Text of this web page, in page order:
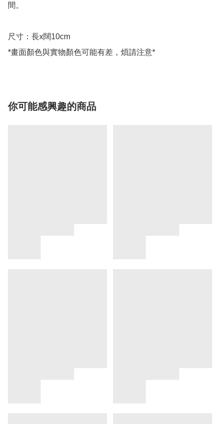
間。
尺寸：長x闊10cm
*畫面顏色與實物顏色可能有差，煩請注意*
你可能感興趣的商品